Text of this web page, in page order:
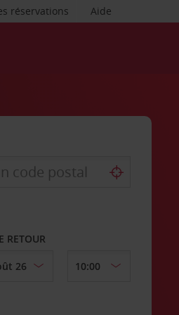
Aide
réservations
RETOUR